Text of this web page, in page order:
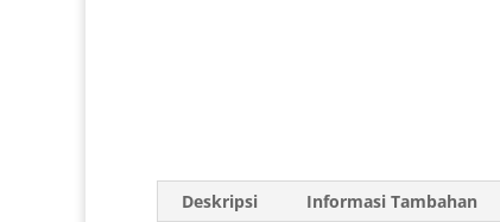
Deskripsi Informasi Tambahan